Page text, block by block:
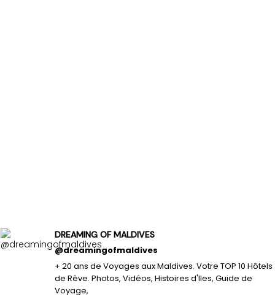
DREAMING OF MALDIVES
@dreamingofmaldives
+ 20 ans de Voyages aux Maldives. Votre TOP 10 Hôtels
de Rêve. Photos, Vidéos, Histoires d'Iles, Guide de
Voyage,